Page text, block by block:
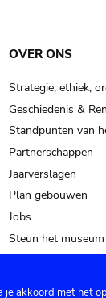
OVER ONS
Strategie, ethiek,
Geschiedenis &
Standpunten van
Partnerschappen
Jaarverslagen
Plan gebouwen
Jobs
Steun het museum
akkoord met het